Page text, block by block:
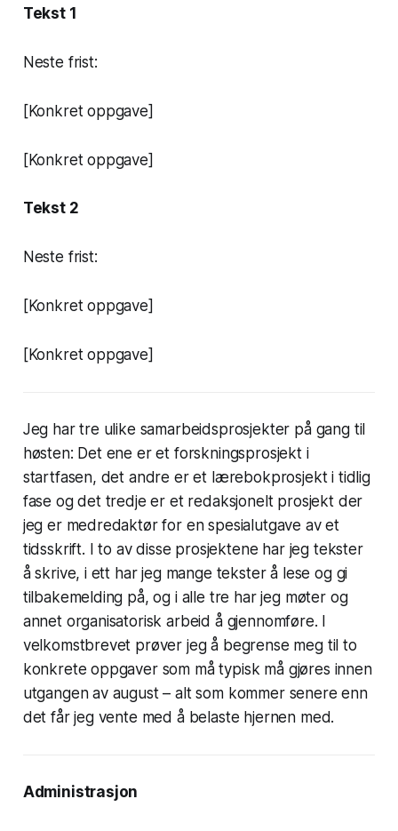
Tekst 1
Neste frist:
[Konkret oppgave]
[Konkret oppgave]
Tekst 2
Neste frist:
[Konkret oppgave]
[Konkret oppgave]
Jeg har tre ulike samarbeidsprosjekter på gang til
høsten: Det ene er et forskningsprosjekt i
startfasen, det andre er et lærebokprosjekt i tidlig
fase og det tredje er et redaksjonelt prosjekt der
jeg er medredaktør for en spesialutgave av et
tidsskrift. I to av disse prosjektene har jeg tekster
å skrive, i ett har jeg mange tekster å lese og gi
tilbakemelding på, og i alle tre har jeg møter og
annet organisatorisk arbeid å gjennomføre. I
velkomstbrevet prøver jeg å begrense meg til to
konkrete oppgaver som må typisk må gjøres innen
utgangen av august – alt som kommer senere enn
det får jeg vente med å belaste hjernen med.
Administrasjon